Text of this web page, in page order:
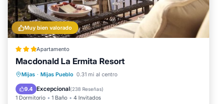
Muy bien valorado
Apartamento
Macdonald La Ermita Resort
Mijas · Mijas Pueblo 0.31 mi al centro
9.4 Excepcional(238 Reseñas)
1 Dormitorio 1 Baño 4 Invitados
Bañera de hidromasaje
Piscina
Spa